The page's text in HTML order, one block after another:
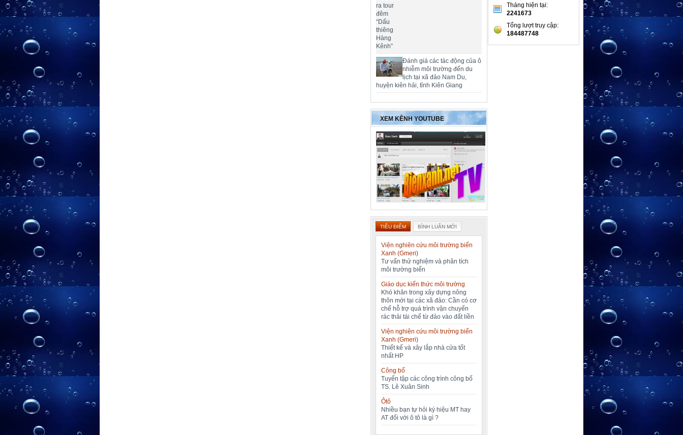
Đánh giá các tác động của ô
nhiễm môi trường đến du
lịch tại xã đảo Nam Du,
huyện kiên hải, tỉnh Kiên Giang
XEM KÊNH YOUTUBE
TIÊU ĐIỂM BÌNH LUẬN MỚI
Viện nghiên cứu môi trường biển
Xanh (Gmeri)
Tư vấn thử nghiệm và phân tích
môi trường biển
Giáo dục kiến thức môi trường
Khó khăn trong xây dựng nông
thôn mới tại các xã đảo: Cần có cơ
chế hỗ trợ quá trình vận chuyển
rác thải tái chế từ đảo vào đất liền
Viện nghiên cứu môi trường biển
Xanh (Gmeri)
Thiết kế và xây lắp nhà cửa tốt
nhất HP
Công bố
Tuyển tập các công trình công bố
TS. Lê Xuân Sinh
Ôtô
Nhiều bạn tự hỏi ký hiệu MT hay
AT đối với ô tô là gì ?
Tháng hiện tại:
2241673
Tổng lượt truy cập:
184487748